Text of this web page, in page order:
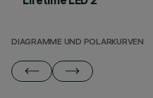
DIAGRAMME UND POLARKURVEN